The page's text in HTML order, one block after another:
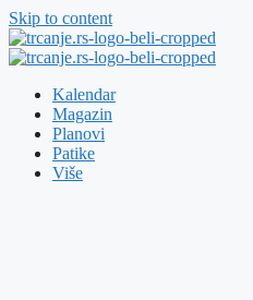
Skip to content
Kalendar
Magazin
Planovi
Patike
Više